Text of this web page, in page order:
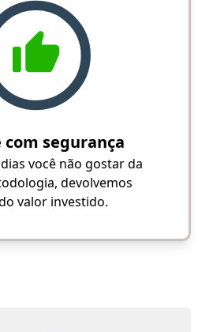
com segurança
você não gostar da
devolvemos
valor investido.